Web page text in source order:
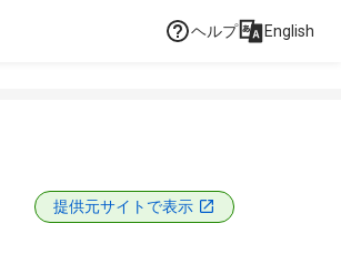
ヘルプ English
提供元サイトで表示